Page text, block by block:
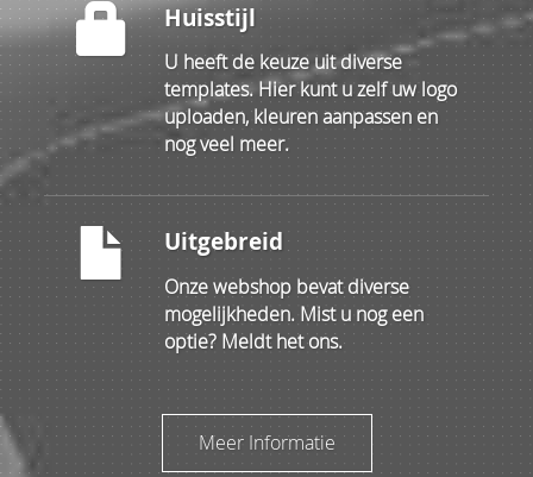
Huisstijl
U heeft de keuze uit diverse
templates. Hier kunt u zelf uw logo
uploaden, kleuren aanpassen en
nog veel meer.
Uitgebreid
Onze webshop bevat diverse
mogelijkheden. Mist u nog een
optie? Meldt het ons.
Meer Informatie